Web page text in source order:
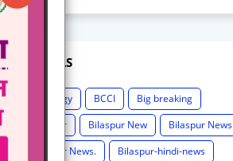
LABELS
Astrology BCCI
Big breaking
Bilaspur
Bilaspur New
Bilaspur News
Bilaspur News.
Bilaspur-hindi-news